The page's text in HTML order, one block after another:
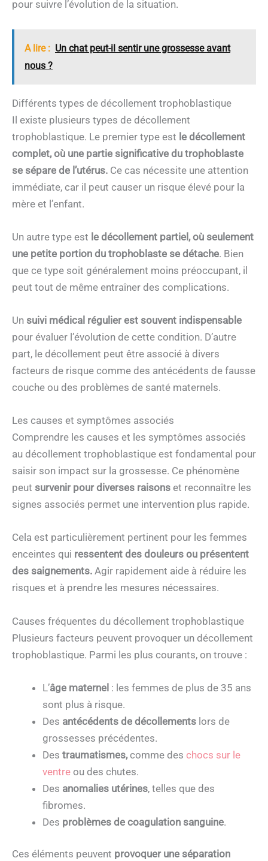
pour suivre l’évolution de la situation.
A lire : Un chat peut-il sentir une grossesse avant
nous ?
Différents types de décollement trophoblastique
Il existe plusieurs types de décollement
trophoblastique. Le premier type est le décollement
complet, où une partie significative du trophoblaste
se sépare de l’utérus. Ce cas nécessite une attention
immédiate, car il peut causer un risque élevé pour la
mère et l’enfant.
Un autre type est le décollement partiel, où seulement
une petite portion du trophoblaste se détache. Bien
que ce type soit généralement moins préoccupant, il
peut tout de même entraîner des complications.
Un suivi médical régulier est souvent indispensable
pour évaluer l’évolution de cette condition. D’autre
part, le décollement peut être associé à divers
facteurs de risque comme des antécédents de fausse
couche ou des problèmes de santé maternels.
Les causes et symptômes associés
Comprendre les causes et les symptômes associés
au décollement trophoblastique est fondamental pour
saisir son impact sur la grossesse. Ce phénomène
peut survenir pour diverses raisons et reconnaître les
signes associés permet une intervention plus rapide.
Cela est particulièrement pertinent pour les femmes
enceintes qui ressentent des douleurs ou présentent
des saignements. Agir rapidement aide à réduire les
risques et à prendre les mesures nécessaires.
Causes fréquentes du décollement trophoblastique
Plusieurs facteurs peuvent provoquer un décollement
trophoblastique. Parmi les plus courants, on trouve :
L’âge maternel : les femmes de plus de 35 ans
sont plus à risque.
Des antécédents de décollements lors de
grossesses précédentes.
Des traumatismes,comme des chocs sur le
ventre ou des chutes.
Des anomalies utérines, telles que des
fibromes.
Des problèmes de coagulation sanguine.
Ces éléments peuvent provoquer une séparation